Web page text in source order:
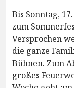
Bis Sonntag,
zum
Versprochen
die ganze
Bühnen. Zum
großes